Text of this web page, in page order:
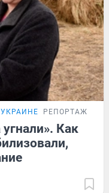
РЕПОРТАЖ
Как